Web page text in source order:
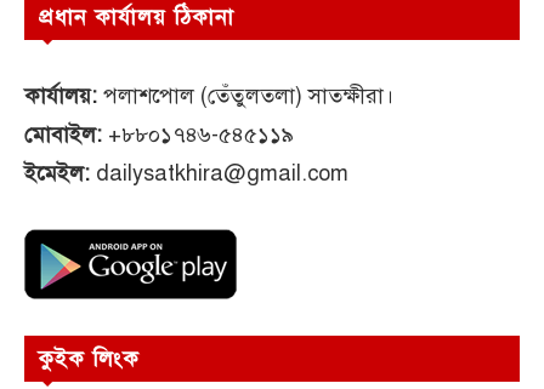
প্রধান কার্যালয় ঠিকানা
কার্যালয়: পলাশপোল (তেঁতুলতলা) সাতক্ষীরা।
মোবাইল: +৮৮০১৭৪৬-৫৪৫১১৯
ইমেইল: dailysatkhira@gmail.com
কুইক লিংক